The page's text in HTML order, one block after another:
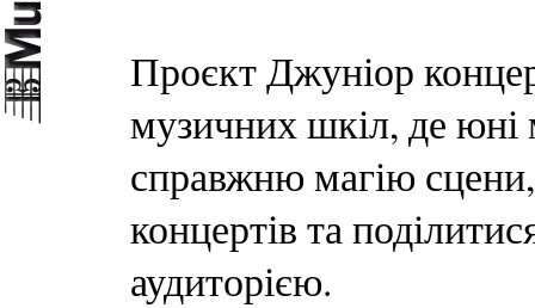
Проєкт Джуніор
музичних шкіл, де юні
справжню магію сцени,
концертів та
аудиторією.